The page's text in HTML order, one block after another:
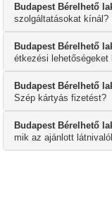
Budapest Bérelhető
szolgáltatásokat kínál?
Budapest Bérelhető
étkezési lehetőségeket
Budapest Bérelhető
Szép kártyás fizetést?
Budapest Bérelhető
mik az ajánlott